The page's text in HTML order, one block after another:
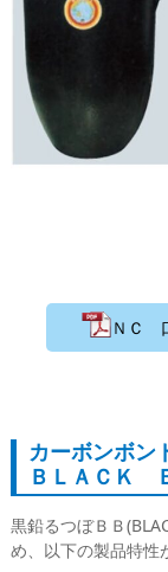
ＮＣ
カーボンボ
ＢＬＡＣＫ
黒鉛るつぼＢＢ
め、以下の製品特性